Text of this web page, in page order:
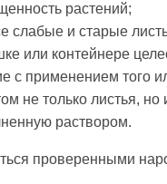
растений;
слабые и старые
или контейнере
с применением того
не только листья,
раствором.
проверенными